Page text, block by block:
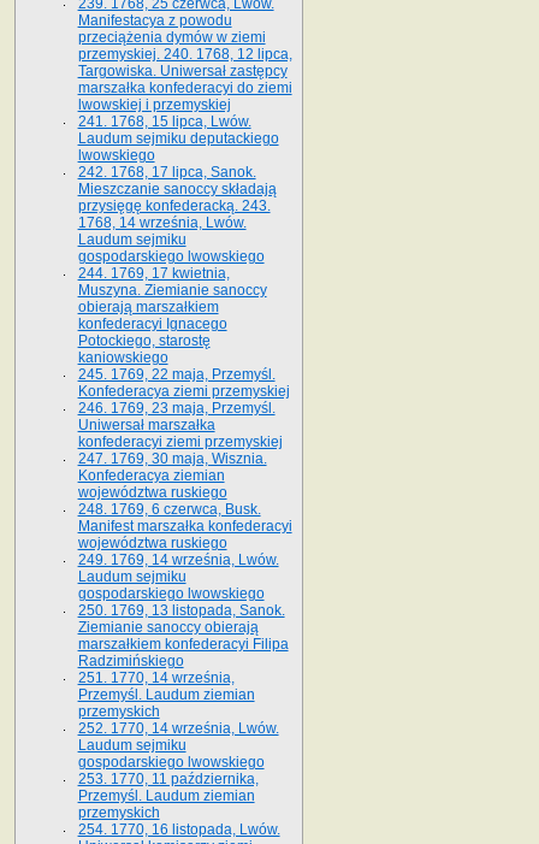
239. 1768, 25 czerwca, Lwów.
Manifestacya z powodu
przeciążenia dymów w ziemi
przemyskiej. 240. 1768, 12 lipca,
Targowiska. Uniwersał zastępcy
marszałka konfederacyi do ziemi
lwowskiej i przemyskiej
241. 1768, 15 lipca, Lwów.
Laudum sejmiku deputackiego
lwowskiego
242. 1768, 17 lipca, Sanok.
Mieszczanie sanoccy składają
przysięgę konfederacką. 243.
1768, 14 września, Lwów.
Laudum sejmiku
gospodarskiego lwowskiego
244. 1769, 17 kwietnia,
Muszyna. Ziemianie sanoccy
obierają marszałkiem
konfederacyi Ignacego
Potockiego, starostę
kaniowskiego
245. 1769, 22 maja, Przemyśl.
Konfederacya ziemi przemyskiej
246. 1769, 23 maja, Przemyśl.
Uniwersał marszałka
konfederacyi ziemi przemyskiej
247. 1769, 30 maja, Wisznia.
Konfederacya ziemian
województwa ruskiego
248. 1769, 6 czerwca, Busk.
Manifest marszałka konfederacyi
województwa ruskiego
249. 1769, 14 września, Lwów.
Laudum sejmiku
gospodarskiego lwowskiego
250. 1769, 13 listopada, Sanok.
Ziemianie sanoccy obierają
marszałkiem konfederacyi Filipa
Radzimińskiego
251. 1770, 14 września,
Przemyśl. Laudum ziemian
przemyskich
252. 1770, 14 września, Lwów.
Laudum sejmiku
gospodarskiego lwowskiego
253. 1770, 11 października,
Przemyśl. Laudum ziemian
przemyskich
254. 1770, 16 listopada, Lwów.